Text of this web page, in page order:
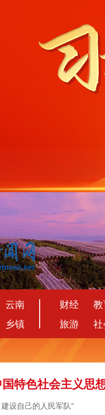
云南
乡镇
财经
旅游
特色社会主义思
设自己的人民军队”